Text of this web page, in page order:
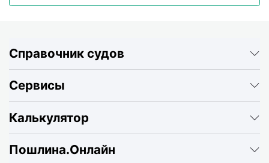
Справочник судов
Сервисы
Калькулятор
Пошлина.Онлайн